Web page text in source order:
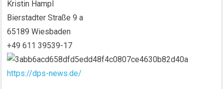
Kristin Hampl
Bierstadter Straße 9 a
65189 Wiesbaden
+49 611 39539-17
https://dps-news.de/